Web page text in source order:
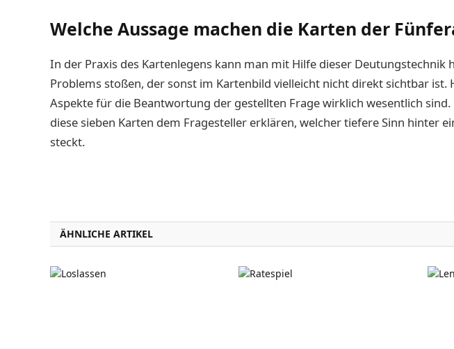
Welche Aussage machen die Karten der
In der Praxis des Kartenlegens kann man mit Hilfe dieser Deutungstechnik
Problems stoßen, der sonst im Kartenbild vielleicht nicht direkt sichtbar ist.
Aspekte für die Beantwortung der gestellten Frage wirklich wesentlich sind.
diese sieben Karten dem Fragesteller erklären, welcher tiefere Sinn hinter
steckt.
ÄHNLICHE ARTIKEL